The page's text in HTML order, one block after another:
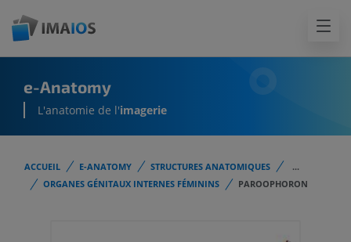
e-Anatomy
L'anatomie de l'imagerie
ACCUEIL E-ANATOMY STRUCTURES ANATOMIQUES
...
ORGANES GÉNITAUX INTERNES FÉMININS
PAROOPHORON